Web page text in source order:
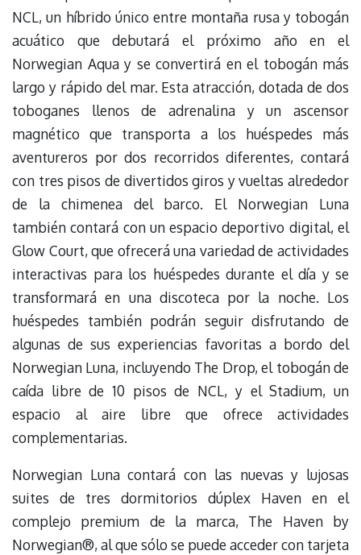
NCL, un híbrido único entre montaña rusa y tobogán
acuático que debutará el próximo año en el
Norwegian Aqua y se convertirá en el tobogán más
largo y rápido del mar. Esta atracción, dotada de dos
toboganes llenos de adrenalina y un ascensor
magnético que transporta a los huéspedes más
aventureros por dos recorridos diferentes, contará
con tres pisos de divertidos giros y vueltas alrededor
de la chimenea del barco. El Norwegian Luna
también contará con un espacio deportivo digital, el
Glow Court, que ofrecerá una variedad de actividades
interactivas para los huéspedes durante el día y se
transformará en una discoteca por la noche. Los
huéspedes también podrán seguir disfrutando de
algunas de sus experiencias favoritas a bordo del
Norwegian Luna, incluyendo The Drop, el tobogán de
caída libre de 10 pisos de NCL, y el Stadium, un
espacio al aire libre que ofrece actividades
complementarias.
Norwegian Luna contará con las nuevas y lujosas
suites de tres dormitorios dúplex Haven en el
complejo premium de la marca, The Haven by
Norwegian®, al que sólo se puede acceder con tarjeta